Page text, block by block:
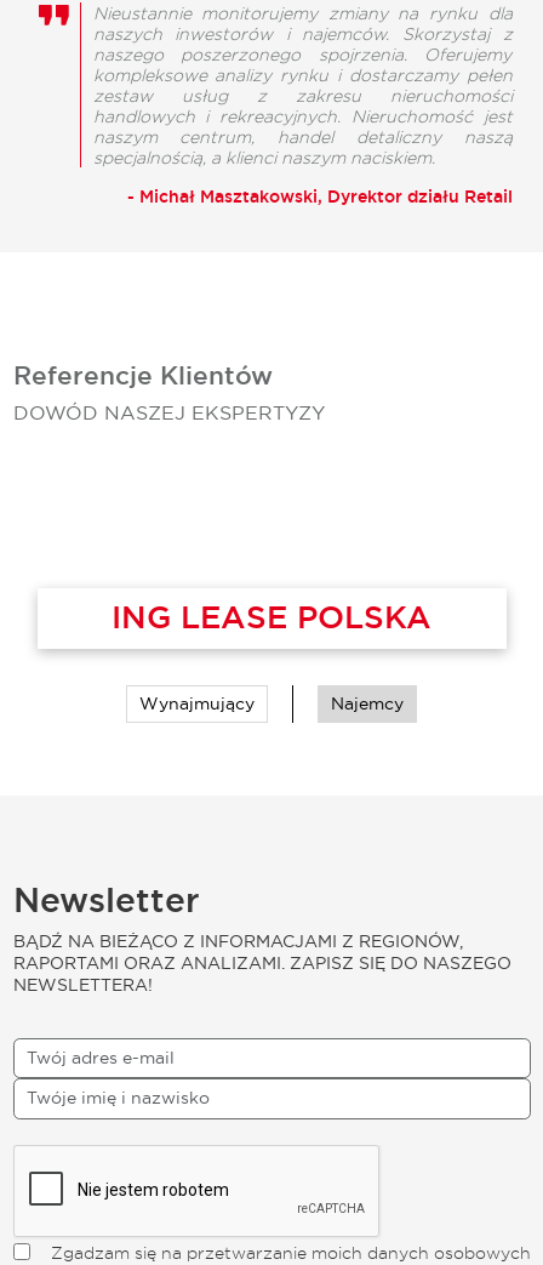
Nieustannie monitorujemy zmiany na rynku dla
naszych inwestorów i najemców. Skorzystaj z
naszego poszerzonego spojrzenia. Oferujemy
kompleksowe analizy rynku i dostarczamy pełen
zestaw usług z zakresu nieruchomości
handlowych i rekreacyjnych. Nieruchomość jest
naszym centrum, handel detaliczny naszą
specjalnością, a klienci naszym naciskiem.
- Michał Masztakowski, Dyrektor działu Retail
Referencje Klientów
DOWÓD NASZEJ EKSPERTYZY
ING LEASE POLSKA
Wynajmujący Najemcy
Newsletter
BĄDŹ NA BIEŻĄCO Z INFORMACJAMI Z REGIONÓW,
RAPORTAMI ORAZ ANALIZAMI. ZAPISZ SIĘ DO NASZEGO
NEWSLETTERA!
Zgadzam się na przetwarzanie moich danych osobowych